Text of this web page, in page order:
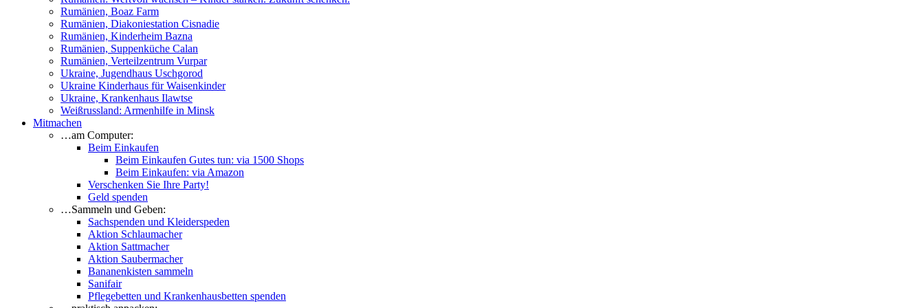
Rumänien, Boaz Farm
Rumänien, Diakoniestation Cisnadie
Rumänien, Kinderheim Bazna
Rumänien, Suppenküche Calan
Rumänien, Verteilzentrum Vurpar
Ukraine, Jugendhaus Uschgorod
Ukraine Kinderhaus für Waisenkinder
Ukraine, Krankenhaus Ilawtse
Weißrussland: Armenhilfe in Minsk
Mitmachen
…am Computer:
Beim Einkaufen
Beim Einkaufen Gutes tun: via 1500 Shops
Beim Einkaufen: via Amazon
Verschenken Sie Ihre Party!
Geld spenden
…Sammeln und Geben:
Sachspenden und Kleiderspeden
Aktion Schlaumacher
Aktion Sattmacher
Aktion Saubermacher
Bananenkisten sammeln
Sanifair
Pflegebetten und Krankenhausbetten spenden